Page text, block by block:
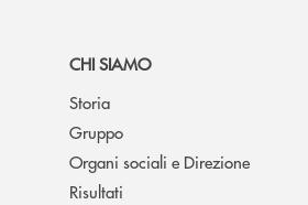
CHI SIAMO
Storia
Gruppo
Organi sociali e Direzione
Risultati